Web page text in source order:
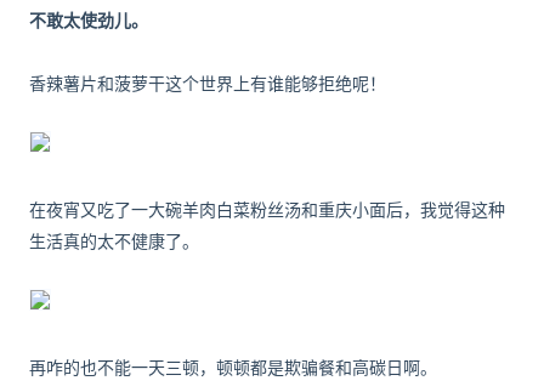
不敢太使劲儿。
香辣薯片和菠萝干这个世界上有谁能够拒绝呢！
在夜宵又吃了一大碗羊肉白菜粉丝汤和重庆小面后，我觉得这种
生活真的太不健康了。
再咋的也不能一天三顿，顿顿都是欺骗餐和高碳日啊。